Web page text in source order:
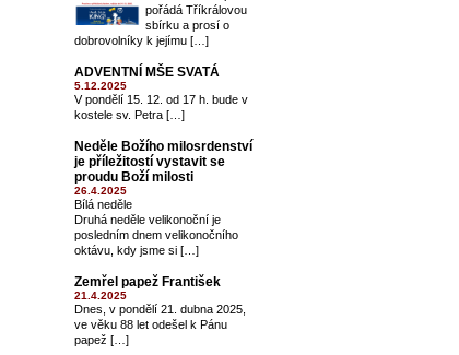
pořádá Tříkrálovou
sbírku a prosí o
dobrovolníky k jejímu […]
ADVENTNÍ MŠE SVATÁ
5.12.2025
V pondělí 15. 12. od 17 h. bude v
kostele sv. Petra […]
Neděle Božího milosrdenství
je příležitostí vystavit se
proudu Boží milosti
26.4.2025
Bílá neděle
Druhá neděle velikonoční je
posledním dnem velikonočního
oktávu, kdy jsme si […]
Zemřel papež František
21.4.2025
Dnes, v pondělí 21. dubna 2025,
ve věku 88 let odešel k Pánu
papež […]